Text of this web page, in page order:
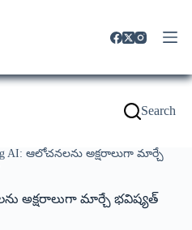
Search
AI: ఆలోచనలను అక్షరాలుగా మార్చే
అక్షరాలుగా మార్చే భవిష్యత్